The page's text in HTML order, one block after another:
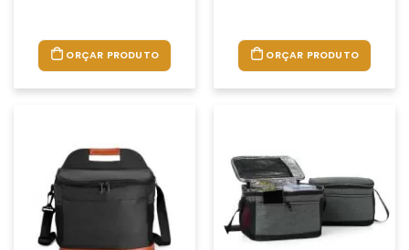
ORÇAR PRODUTO ORÇAR PRODUTO